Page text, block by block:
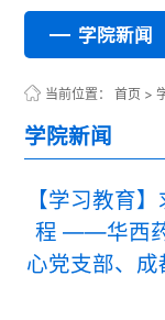
学院新闻
学院新闻
学院新闻
学院新闻
学院新闻
学院新闻
学院新闻
学院新闻
学院新闻
学院新闻
学院新闻
学院新闻
学院新闻
学院新闻
学院新闻
学院新闻
学院新闻
学院新闻
学院新闻
学院新闻
学院新闻
学院新闻
学院新闻
学院新闻
学院新闻
学院新闻
学院新闻
学院新闻
学院新闻
学院新闻
学院新闻
学院新闻
学院新闻
学院新闻
学院新闻
学院新闻
学院新闻
学院新闻
学院新闻
学院新闻
学院新闻
学院新闻
学院新闻
学院新闻
学院新闻
学院新闻
学院新闻
学院新闻
学院新闻
学院新闻
学院新闻
学院新闻
学院新闻
学院新闻
学院新闻
学院新闻
学院新闻
学院新闻
学院新闻
学院新闻
学院新闻
学院新闻
学院新闻
学院新闻
学院新闻
学院新闻
学院新闻
学院新闻
学院新闻
学院新闻
学院新闻
学院新闻